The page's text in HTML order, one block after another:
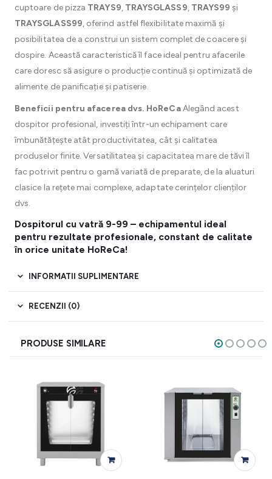
cuptoare de pizza TRAYS9, TRAYSGLASS9, TRAYS99 și
TRAYSGLASS99, oferind astfel flexibilitate maximă și
posibilitatea de a construi un sistem complet de coacere și
dospire. Această caracteristică îl face ideal pentru afacerile
care doresc să asigure o producție continuă și optimizată de
alimente de panificație și patiserie.
Beneficii pentru afacerea dvs. HoReCaAlegând acest
dospitor profesional, investiți într-un echipament care
îmbunătățește atât productivitatea, cât și calitatea
produselor finite. Versatilitatea și capacitatea mare de tăvi îl
fac potrivit pentru o gamă variată de preparate, de la aluaturi
clasice la rețete mai complexe, adaptate cerințelor clienților
dvs.
Dospitorul cu vatră 9-99 – echipamentul ideal
pentru rezultate profesionale, constant de calitate
în orice unitate HoReCa!
INFORMATII SUPLIMENTARE
RECENZII (0)
PRODUSE SIMILARE